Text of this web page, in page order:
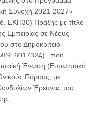
Συνοχή 2021-2027»
ΕΚΠ30) Πράξης με τίτλο
Εμπειρίας σε Νέους
στο Δημοκρίτειο
6017324), που
Ένωση (Ευρωπαϊκό
Πόρους, με
Έρευνας του